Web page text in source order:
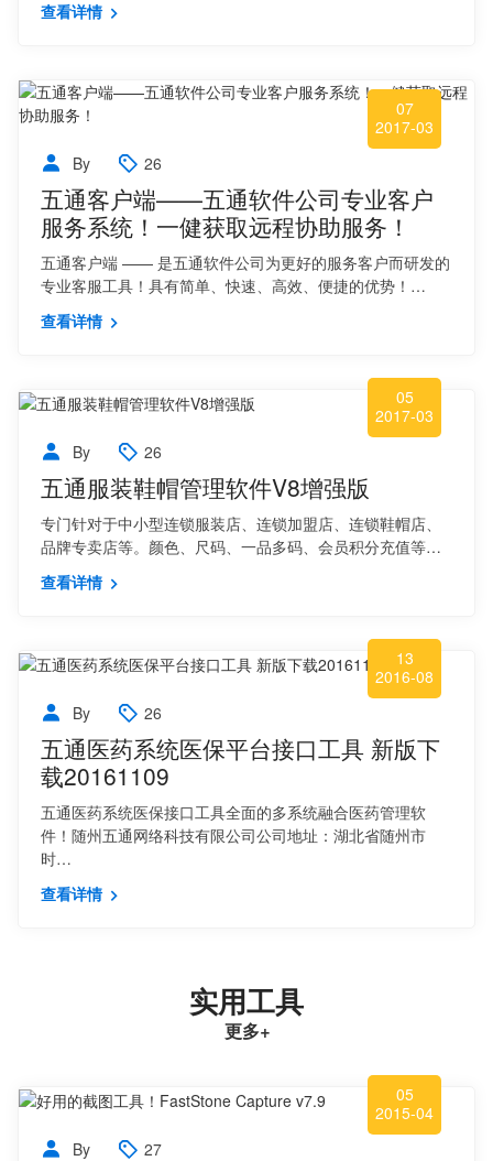
查看详情
07
2017-03
By
26
五通客户端——五通软件公司专业客户
服务系统！一健获取远程协助服务！
五通客户端 —— 是五通软件公司为更好的服务客户而研发的
专业客服工具！具有简单、快速、高效、便捷的优势！…
查看详情
05
2017-03
By
26
五通服装鞋帽管理软件V8增强版
专门针对于中小型连锁服装店、连锁加盟店、连锁鞋帽店、
品牌专卖店等。颜色、尺码、一品多码、会员积分充值等…
查看详情
13
2016-08
By
26
五通医药系统医保平台接口工具 新版下
载20161109
五通医药系统医保接口工具全面的多系统融合医药管理软
件！随州五通网络科技有限公司公司地址：湖北省随州市
时…
查看详情
实用工具
更多+
05
2015-04
By
27